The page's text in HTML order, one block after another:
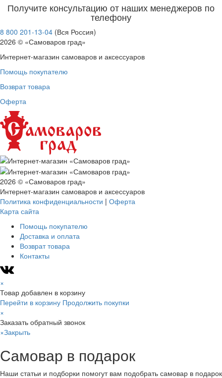
Получите консультацию от наших менеджеров по
телефону
8 800 201-13-04 (Вся Россия)
2026 © «Самоваров град»
Интернет-магазин самоваров и аксессуаров
Помощь покупателю
Возврат товара
Оферта
2026 © «Самоваров град»
Интернет-магазин самоваров и аксессуаров
Политика конфиденциальности | Оферта
Карта сайта
Помощь покупателю
Доставка и оплата
Возврат товара
Контакты
×
Товар добавлен в корзину
Перейти в корзину Продолжить покупки
×
Заказать обратный звонок
×Закрыть
Самовар в подарок
Наши статьи и подборки помогут вам подобрать самовар в подарок